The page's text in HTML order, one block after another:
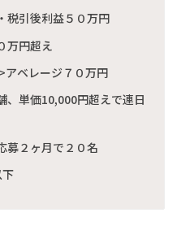
税引後利益５０万円
万円超え
アベレージ７０万円
、単価10,000円超えで連日
募２ヶ月で２０名